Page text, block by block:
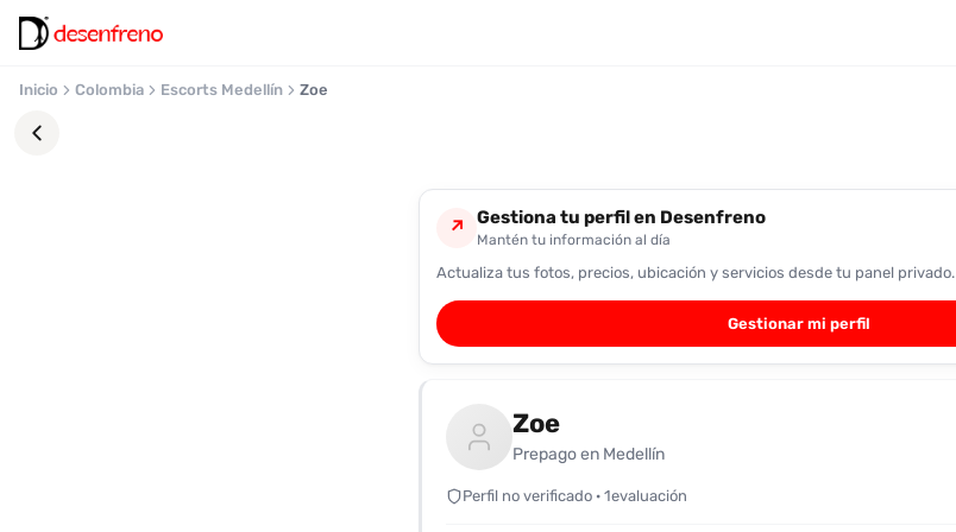
Inicio Colombia Escorts Medellín Zoe
↗ Gestiona tu perfil en Desenfreno
Mantén tu información al día
Actualiza tus fotos, precios, ubicación y servicios desde tu panel privado.
Gestionar mi perfil
Zoe
Prepago en Medellín
Perfil no verificado · 1evaluación